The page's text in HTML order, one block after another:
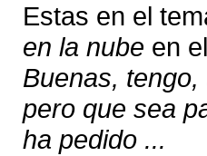
Estas en el
en la nube en
Buenas,
pero que sea
ha pedido ...